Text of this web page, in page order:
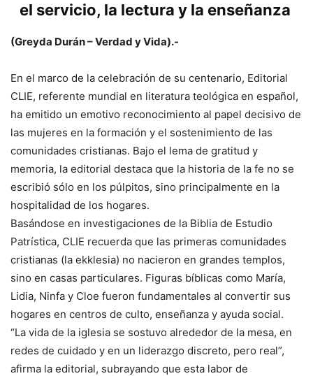
el servicio, la lectura y la enseñanza
(Greyda Durán – Verdad y Vida).-
En el marco de la celebración de su centenario, Editorial
CLIE, referente mundial en literatura teológica en español,
ha emitido un emotivo reconocimiento al papel decisivo de
las mujeres en la formación y el sostenimiento de las
comunidades cristianas. Bajo el lema de gratitud y
memoria, la editorial destaca que la historia de la fe no se
escribió sólo en los púlpitos, sino principalmente en la
hospitalidad de los hogares.
Basándose en investigaciones de la Biblia de Estudio
Patrística, CLIE recuerda que las primeras comunidades
cristianas (la ekklesia) no nacieron en grandes templos,
sino en casas particulares. Figuras bíblicas como María,
Lidia, Ninfa y Cloe fueron fundamentales al convertir sus
hogares en centros de culto, enseñanza y ayuda social.
“La vida de la iglesia se sostuvo alrededor de la mesa, en
redes de cuidado y en un liderazgo discreto, pero real”,
afirma la editorial, subrayando que esta labor de